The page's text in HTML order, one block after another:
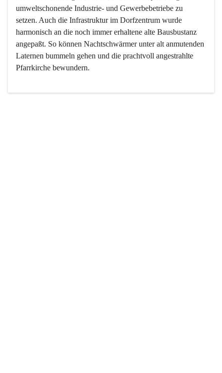
umweltschonende Industrie- und Gewerbebetriebe zu
setzen. Auch die Infrastruktur im Dorfzentrum wurde
harmonisch an die noch immer erhaltene alte Bausbustanz
angepaßt. So können Nachtschwärmer unter alt anmutenden
Laternen bummeln gehen und die prachtvoll angestrahlte
Pfarrkirche bewundern.
Der Weinbau dominert heute nicht mehr, ist aber integrativer